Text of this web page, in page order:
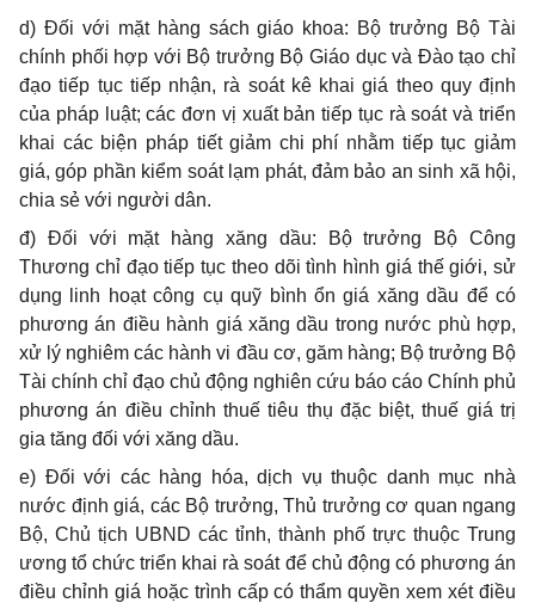
d) Đối với mặt hàng sách giáo khoa: Bộ trưởng Bộ Tài
chính phối hợp với Bộ trưởng Bộ Giáo dục và Đào tạo chỉ
đạo tiếp tục tiếp nhận, rà soát kê khai giá theo quy định
của pháp luật; các đơn vị xuất bản tiếp tục rà soát và triển
khai các biện pháp tiết giảm chi phí nhằm tiếp tục giảm
giá, góp phần kiểm soát lạm phát, đảm bảo an sinh xã hội,
chia sẻ với người dân.
đ) Đối với mặt hàngxăng dầu: Bộ trưởng Bộ Công
Thương chỉ đạo tiếp tục theo dõi tình hình giá thếgiới, sử
dụng linh hoạt công cụ quỹ bình ổn giá xăng dầu để có
phương án điều hành giá xăng dầu trong nước phù hợp,
xử lý nghiêm các hành vi đầu cơ, găm hàng; Bộ trưởng Bộ
Tài chính chỉ đạo chủ động nghiên cứu báo cáo Chính phủ
phương án điều chỉnh thuế tiêu thụ đặc biệt, thuế giá trị
gia tăng đối với xăng dầu.
e) Đối với các hàng hóa, dịch vụ thuộc danh mục nhà
nước định giá, các Bộ trưởng, Thủ trưởng cơ quan ngang
Bộ, Chủ tịch UBND các tỉnh, thành phố trực thuộc Trung
ương tổ chức triển khai rà soát để chủ động có phương án
điều chỉnh giá hoặc trình cấp có thẩm quyền xem xét điều